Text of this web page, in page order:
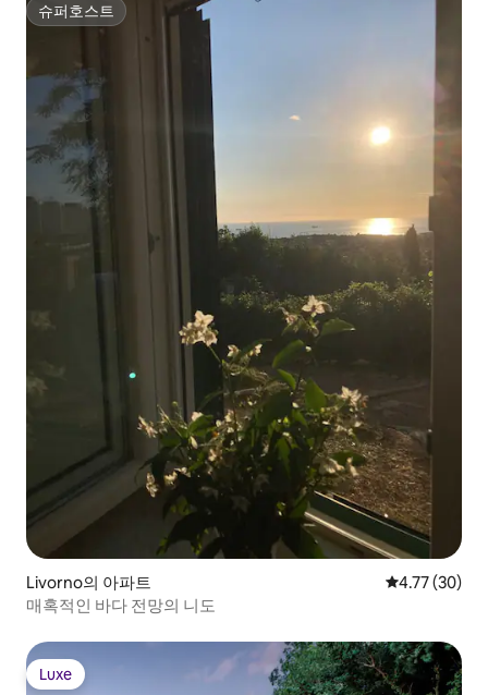
슈퍼호스트
슈퍼호스트
Livorno의 아파트 평점 4.77점
4.77 (30)
매혹적인 바다 전망의 니도
Luxe
Luxe